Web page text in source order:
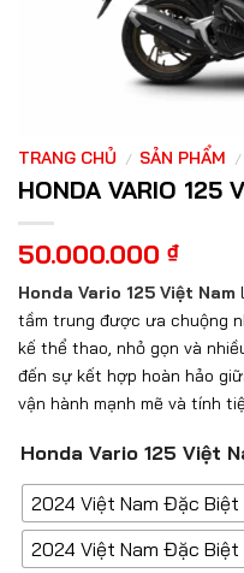
TRANG CHỦ / SẢN PHẨM /
HONDA VARIO 125
50.000.000 ₫
Honda Vario 125 Việt Nam
tầm trung được ưa chuộng
kế thể thao, nhỏ gọn và
đến sự kết hợp hoàn hảo
vận hành mạnh mẽ và tính
Honda Vario 125 Việt
2024 Việt Nam Đặc
2024 Việt Nam Đặc